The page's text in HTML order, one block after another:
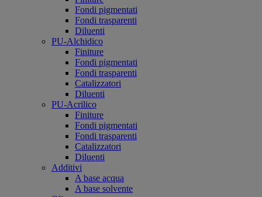
Fondi pigmentati
Fondi trasparenti
Diluenti
PU-Alchidico
Finiture
Fondi pigmentati
Fondi trasparenti
Catalizzatori
Diluenti
PU-Acrilico
Finiture
Fondi pigmentati
Fondi trasparenti
Catalizzatori
Diluenti
Additivi
A base acqua
A base solvente